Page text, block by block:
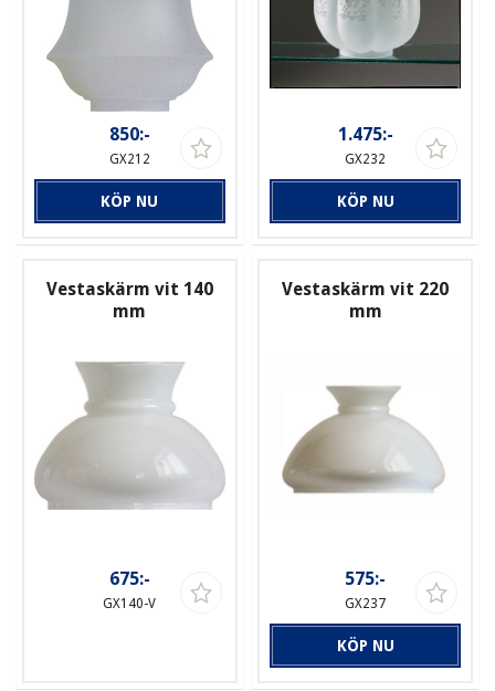
850:-
GX212
KÖP NU
1.475:-
GX232
KÖP NU
Vestaskärm vit 140
mm
675:-
GX140-V
Vestaskärm vit 220
mm
575:-
GX237
KÖP NU